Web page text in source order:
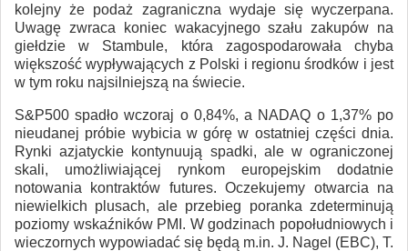
kolejny że podaż zagraniczna wydaje się wyczerpana.
Uwagę zwraca koniec wakacyjnego szału zakupów na
giełdzie w Stambule, która zagospodarowała chyba
większość wypływających z Polski i regionu środków i jest
w tym roku najsilniejszą na świecie.
S&P500 spadło wczoraj o 0,84%, a NADAQ o 1,37% po
nieudanej próbie wybicia w górę w ostatniej części dnia.
Rynki azjatyckie kontynuują spadki, ale w ograniczonej
skali, umożliwiającej rynkom europejskim dodatnie
notowania kontraktów futures. Oczekujemy otwarcia na
niewielkich plusach, ale przebieg poranka zdeterminują
poziomy wskaźników PMI. W godzinach popołudniowych i
wieczornych wypowiadać się będą m.in. J. Nagel (EBC), T.